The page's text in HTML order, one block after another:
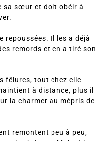
sa sœur et doit obéir à
repoussées. Il les a déjà
remords et en a tiré son
fêlures, tout chez elle
à distance, plus il
la charmer au mépris de
remontent peu à peu,